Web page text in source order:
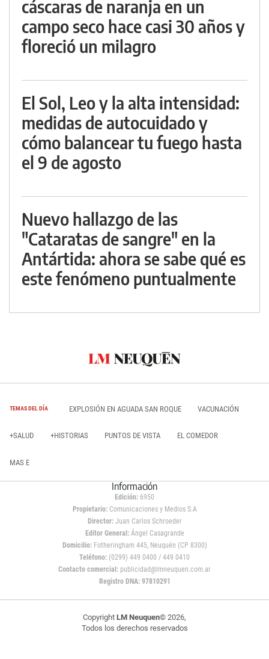
cáscaras de naranja en un
campo seco hace casi 30 años y
floreció un milagro
El Sol, Leo y la alta intensidad:
medidas de autocuidado y
cómo balancear tu fuego hasta
el 9 de agosto
Nuevo hallazgo de las
"Cataratas de sangre" en la
Antártida: ahora se sabe qué es
este fenómeno puntualmente
TEMAS DEL DÍA EXPLOSIÓN EN AGUADA SAN ROQUE VACUNACIÓN
+SALUD +HISTORIAS PUNTOS DE VISTA EL COMEDOR
MAS E
Información
Edición: 6950
Propietario:Comunicaciones y Medios S.A
Director: Juan Carlos Schroeder
Editor General:Ángel Casagrande
Domicilio:Fotheringham 445, Neuquén (CP 8300)
Teléfono: (0299) 449 0400 / 449 0410
Contacto comercial: publicidad@lmneuquen.com.ar
Registro DNA: 97810291
Copyright LM Neuquen© 2026,
Todos los derechos reservados